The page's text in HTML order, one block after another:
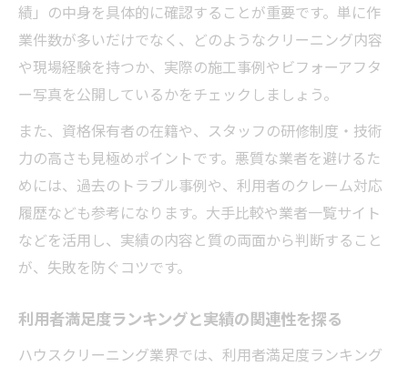
績」の中身を具体的に確認することが重要です。単に作
業件数が多いだけでなく、どのようなクリーニング内容
や現場経験を持つか、実際の施工事例やビフォーアフタ
ー写真を公開しているかをチェックしましょう。
また、資格保有者の在籍や、スタッフの研修制度・技術
力の高さも見極めポイントです。悪質な業者を避けるた
めには、過去のトラブル事例や、利用者のクレーム対応
履歴なども参考になります。大手比較や業者一覧サイト
などを活用し、実績の内容と質の両面から判断すること
が、失敗を防ぐコツです。
利用者満足度ランキングと実績の関連性を探る
ハウスクリーニング業界では、利用者満足度ランキング